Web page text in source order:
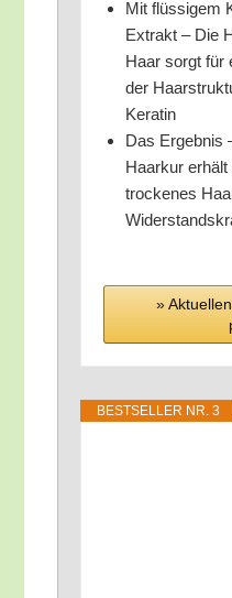
Mit flüs­si­gem
Extrakt – Die
Haar sorgt für
der
Keratin
Das Ergeb­nis
Haar­kur
tro­cke­nes
»
BEST­SEL­LER NR. 3